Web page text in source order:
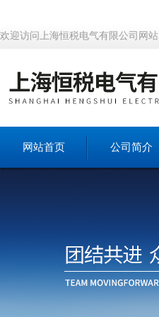
欢迎访问上海恒税电气有限公司网站
网站首页 公司简介